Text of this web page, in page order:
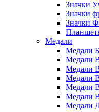
Значки
Значки
Значки
Медали
Медали
Медали
Медали
Медали
Медали
Медали
Медали